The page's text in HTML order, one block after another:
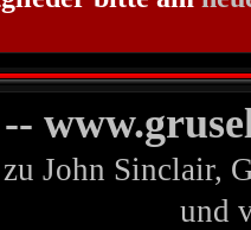
--
John Sinclair,
und